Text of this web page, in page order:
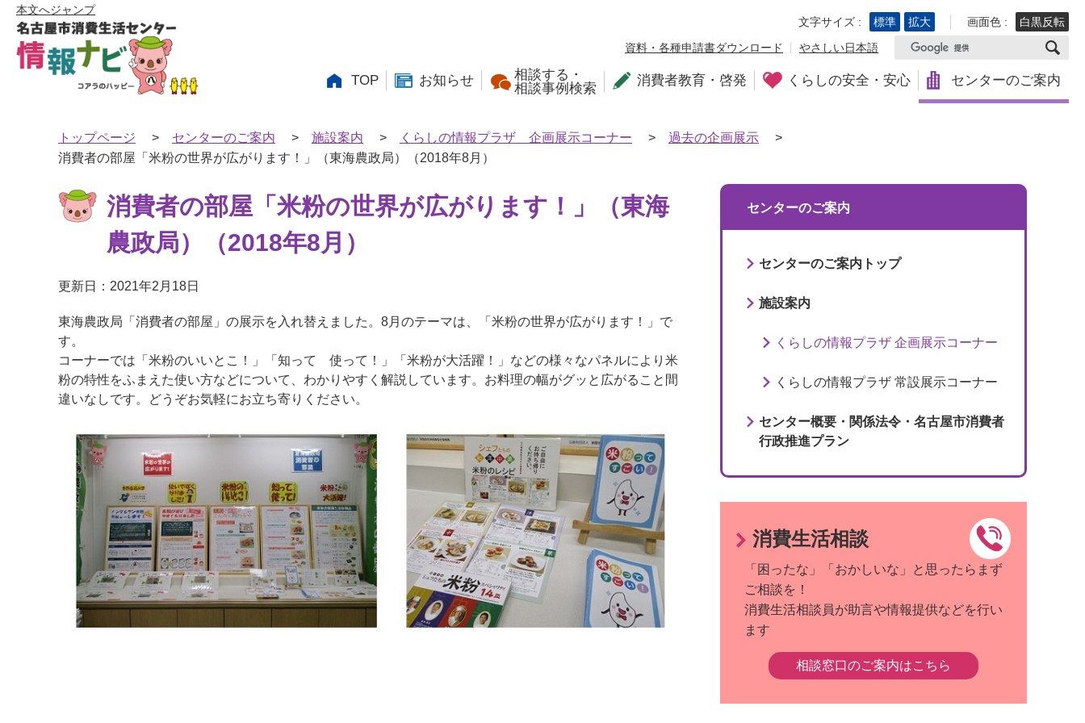
本文へジャンプ
文字サイズ :
標準 拡大 画面色 :
白黒反転
資料・各種申請書ダウンロード
やさしい日本語
TOP お知らせ
相談する・
相談事例検索
消費者教育・啓発 くらしの安全・安心 センターのご案内
トップページ > センターのご案内 > 施設案内 > くらしの情報プラザ 企画展示コーナー > 過去の企画展示
>
消費者の部屋「米粉の世界が広がります！」（東海農政局）（2018年8月）
消費者の部屋「米粉の世界が広がります！」（東海
農政局）（2018年8月）
更新日：2021年2月18日
東海農政局「消費者の部屋」の展示を入れ替えました。8月のテーマは、「米粉の世界が広がります！」で
す。
コーナーでは「米粉のいいとこ！」「知って 使って！」「米粉が大活躍！」などの様々なパネルにより米
粉の特性をふまえた使い方などについて、わかりやすく解説しています。お料理の幅がグッと広がること間
違いなしです。どうぞお気軽にお立ち寄りください。
センターのご案内
センターのご案内トップ
施設案内
くらしの情報プラザ 企画展示コーナー
くらしの情報プラザ 常設展示コーナー
センター概要・関係法令・名古屋市消費者
行政推進プラン
消費生活相談
「困ったな」「おかしいな」と思ったらまず
ご相談を！
消費生活相談員が助言や情報提供などを行い
ます
相談窓口のご案内はこちら